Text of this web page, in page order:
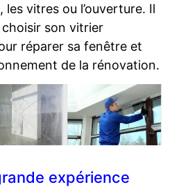
les vitres ou l’ouverture. Il
son vitrier
réparer sa fenêtre et
de la rénovation.
expérience